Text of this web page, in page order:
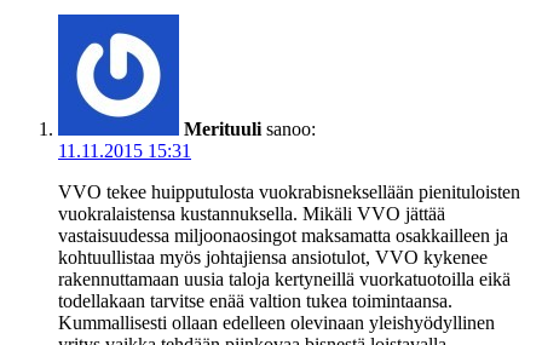
Merituuli sanoo:
11.11.2015 15:31
VVO tekee huipputulosta vuokrabisneksellään pienituloisten
vuokralaistensa kustannuksella. Mikäli VVO jättää
vastaisuudessa miljoonaosingot maksamatta osakkailleen ja
kohtuullistaa myös johtajiensa ansiotulot, VVO kykenee
rakennuttamaan uusia taloja kertyneillä vuorkatuotoilla eikä
todellakaan tarvitse enää valtion tukea toimintaansa.
Kummallisesti ollaan edelleen olevinaan yleishyödyllinen